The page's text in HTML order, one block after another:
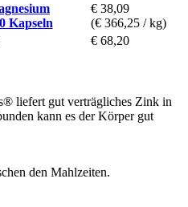
Kapseln
€ 38,09
(€ 366,25 / kg)
€ 68,20
liefert gut verträgliches Zink in
kann es der Körper gut
den Mahlzeiten.